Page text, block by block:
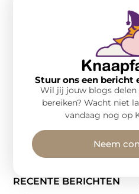
RECENTE BERICHTEN
Stuur ons een bericht
Wil jij jouw blogs delen
bereiken? Wacht niet
vandaag nog op
Neem